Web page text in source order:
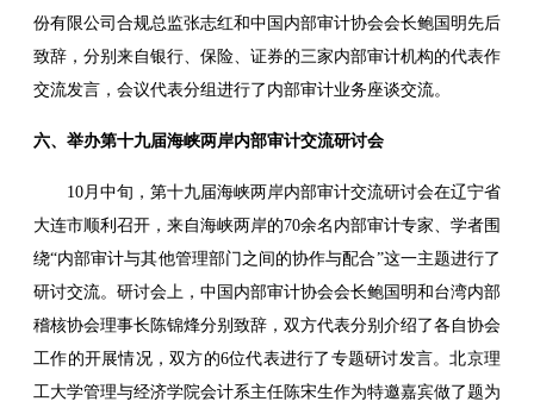
份有限公司合规总监张志红和中国内部审计协会会长鲍国明先后
致辞，分别来自银行、保险、证券的三家内部审计机构的代表作
交流发言，会议代表分组进行了内部审计业务座谈交流。
六、举办第十九届海峡两岸内部审计交流研讨会
10月中旬，第十九届海峡两岸内部审计交流研讨会在辽宁省
大连市顺利召开，来自海峡两岸的70余名内部审计专家、学者围
绕“内部审计与其他管理部门之间的协作与配合”这一主题进行了
研讨交流。研讨会上，中国内部审计协会会长鲍国明和台湾内部
稽核协会理事长陈锦烽分别致辞，双方代表分别介绍了各自协会
工作的开展情况，双方的6位代表进行了专题研讨发言。北京理
工大学管理与经济学院会计系主任陈宋生作为特邀嘉宾做了题为